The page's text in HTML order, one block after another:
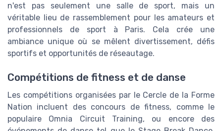
n'est pas seulement une salle de sport, mais un
véritable lieu de rassemblement pour les amateurs et
professionnels de sport à Paris. Cela crée une
ambiance unique où se mêlent divertissement, défis
sportifs et opportunités de réseautage.
Compétitions de fitness et de danse
Les compétitions organisées par le Cercle de la Forme
Nation incluent des concours de fitness, comme le
populaire Omnia Circuit Training, ou encore des